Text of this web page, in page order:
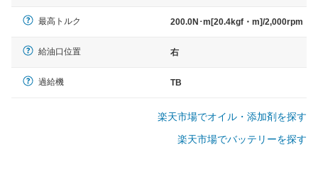
最高トルク 200.0N･m[20.4kgf・m]/2,000rpm
給油口位置 右
過給機 TB
楽天市場でオイル・添加剤を探す
楽天市場でバッテリーを探す